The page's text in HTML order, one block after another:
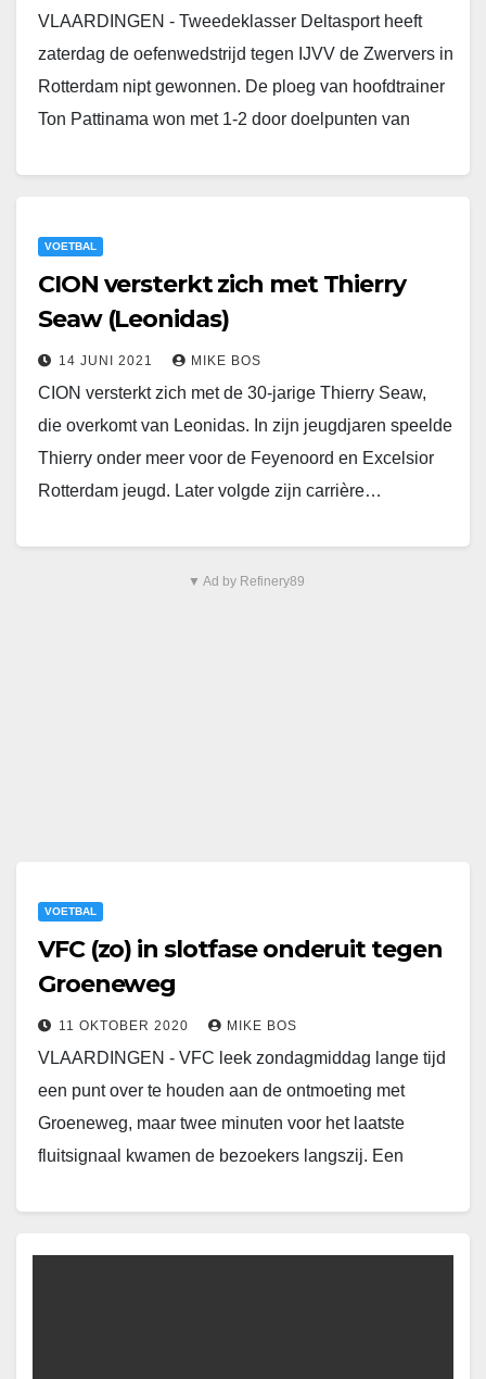
VLAARDINGEN - Tweedeklasser Deltasport heeft
zaterdag de oefenwedstrijd tegen IJVV de Zwervers in
Rotterdam nipt gewonnen. De ploeg van hoofdtrainer
Ton Pattinama won met 1-2 door doelpunten van
VOETBAL
CION versterkt zich met Thierry
Seaw (Leonidas)
14 JUNI 2021 MIKE BOS
CION versterkt zich met de 30-jarige Thierry Seaw,
die overkomt van Leonidas. In zijn jeugdjaren speelde
Thierry onder meer voor de Feyenoord en Excelsior
Rotterdam jeugd. Later volgde zijn carrière…
▼ Ad by Refinery89
VOETBAL
VFC (zo) in slotfase onderuit tegen
Groeneweg
11 OKTOBER 2020 MIKE BOS
VLAARDINGEN - VFC leek zondagmiddag lange tijd
een punt over te houden aan de ontmoeting met
Groeneweg, maar twee minuten voor het laatste
fluitsignaal kwamen de bezoekers langszij. Een